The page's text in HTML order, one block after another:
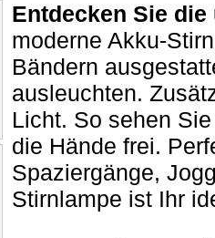
Entdecken Sie
moderne Akku-
Bändern
ausleuchten.
Licht. So sehen
die Hände frei.
Spaziergänge,
Stirnlampe ist Ihr